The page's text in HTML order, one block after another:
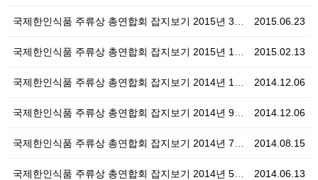
2015.06.23
국제한인식품 주류상 총연합회 잡지보기 2015년 3월~…
2015.02.13
국제한인식품 주류상 총연합회 잡지보기 2015년 1월~…
2014.12.06
국제한인식품 주류상 총연합회 잡지보기 2014년 11월…
2014.12.06
국제한인식품 주류상 총연합회 잡지보기 2014년 9월~…
2014.08.15
국제한인식품 주류상 총연합회 잡지보기 2014년 7월~…
2014.06.13
국제한인식품 주류상 총연합회 잡지보기 2014년 5월~…